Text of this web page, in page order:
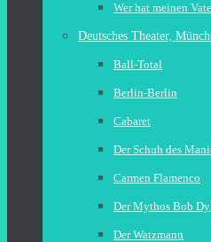
Wer hat meinen
Deutsches Theater,
Ball-Total
Berlin-Berlin
Cabaret
Der Schuh des
Carmen Flamenco
Der Mythos Bob
Der Watzmann